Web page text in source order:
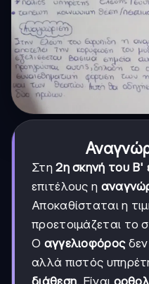
Στη2η σκηνή του Β'
επιτέλους η
Αποκαθίσταται η
προετοιμάζεται το
Ο αγγελιοφόροςδεν
αλλά πιστός